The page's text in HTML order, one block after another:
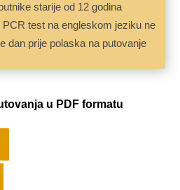
starije od 12 godina
PCR test na engleskom jeziku ne
dan prije polaska na putovanje
u PDF formatu